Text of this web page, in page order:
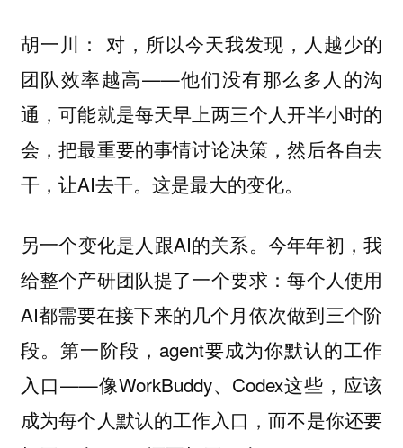
胡一川：
对，所以今天我发现，人越少的
团队效率越高——他们没有那么多人的沟
通，可能就是每天早上两三个人开半小时的
会，把最重要的事情讨论决策，然后各自去
干，让AI去干。这是最大的变化。
另一个变化是人跟AI的关系。今年年初，我
给整个产研团队提了一个要求：每个人使用
AI都需要在接下来的几个月依次做到三个阶
段。第一阶段，agent要成为你默认的工作
入口——像WorkBuddy、Codex这些，应该
成为每个人默认的工作入口，而不是你还要